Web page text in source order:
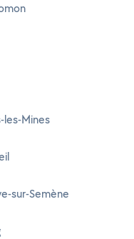
les-Mines
sur-Semène